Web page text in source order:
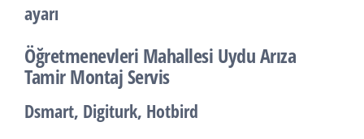
ayarı
Öğretmenevleri Mahallesi Uydu Arıza
Tamir Montaj Servis
Dsmart, Digiturk, Hotbird